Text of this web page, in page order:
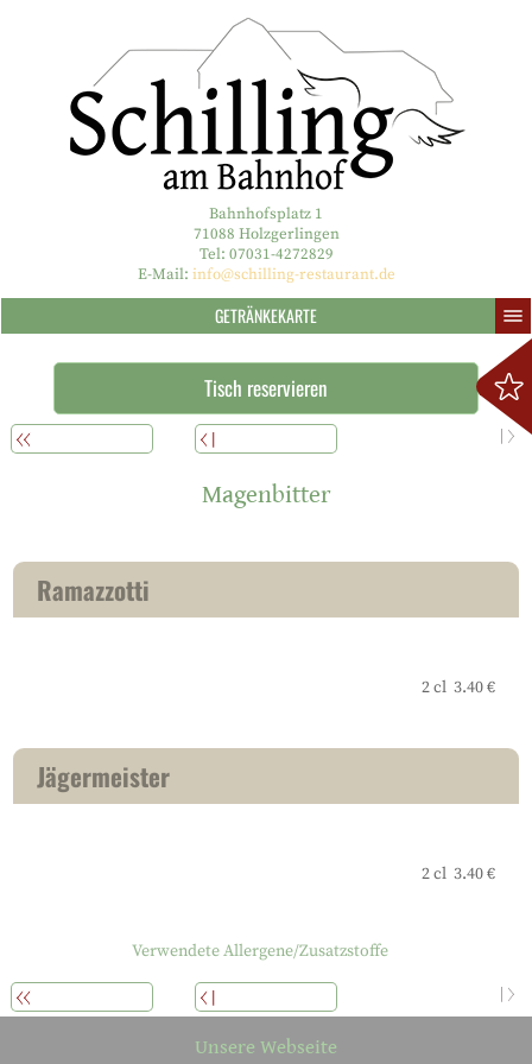
Bahnhofsplatz 1
71088 Holzgerlingen
Tel: 07031-4272829
E-Mail: info@schilling-restaurant.de
GETRÄNKEKARTE
Tisch reservieren
Magenbitter
Ramazzotti
2 cl 3.40 €
Jägermeister
2 cl 3.40 €
Verwendete Allergene/Zusatzstoffe
Unsere Webseite